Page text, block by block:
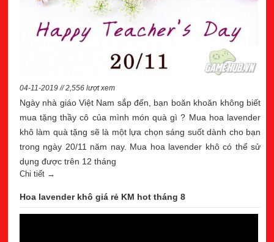
04-11-2019 // 2,556 lượt xem
Ngày nhà giáo Việt Nam sắp đến, bạn boăn khoăn không biết
mua tặng thầy cô của mình món quà gì ? Mua hoa lavender
khô làm quà tặng sẽ là một lựa chọn sáng suốt dành cho bạn
trong ngày 20/11 năm nay. Mua hoa lavender khô có thể sử
dụng được trên 12 tháng
Chi tiết →
Hoa lavender khô giá rẻ KM hot tháng 8